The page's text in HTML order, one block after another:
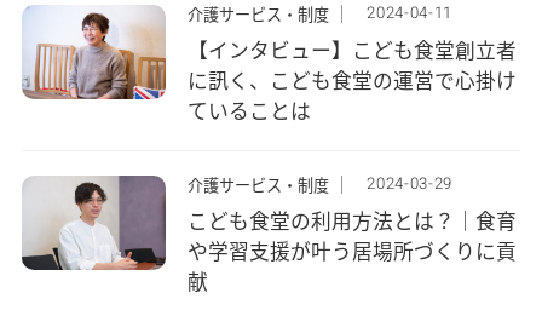
介護サービス・制度 2024-04-11
【インタビュー】こども食堂創立者
に訊く、こども食堂の運営で心掛け
ていることは
介護サービス・制度 2024-03-29
こども食堂の利用方法とは？｜食育
や学習支援が叶う居場所づくりに貢
献